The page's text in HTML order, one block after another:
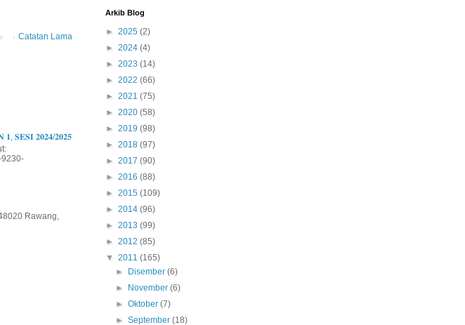
Catatan Lama
𝟐𝟎𝟐𝟒/𝟐𝟎𝟐𝟓
Rawang,
Arkib Blog
► 2025 (2)
► 2024 (4)
► 2023 (14)
► 2022 (66)
► 2021 (75)
► 2020 (58)
► 2019 (98)
► 2018 (97)
► 2017 (90)
► 2016 (88)
► 2015 (109)
► 2014 (96)
► 2013 (99)
► 2012 (85)
▼ 2011 (165)
►
Disember(6)
►
November(6)
►Oktober(7)
►September(18)